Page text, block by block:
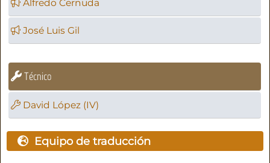
Alfredo Cernuda
José Luis Gil
Técnico
David López (IV)
Equipo de traducción